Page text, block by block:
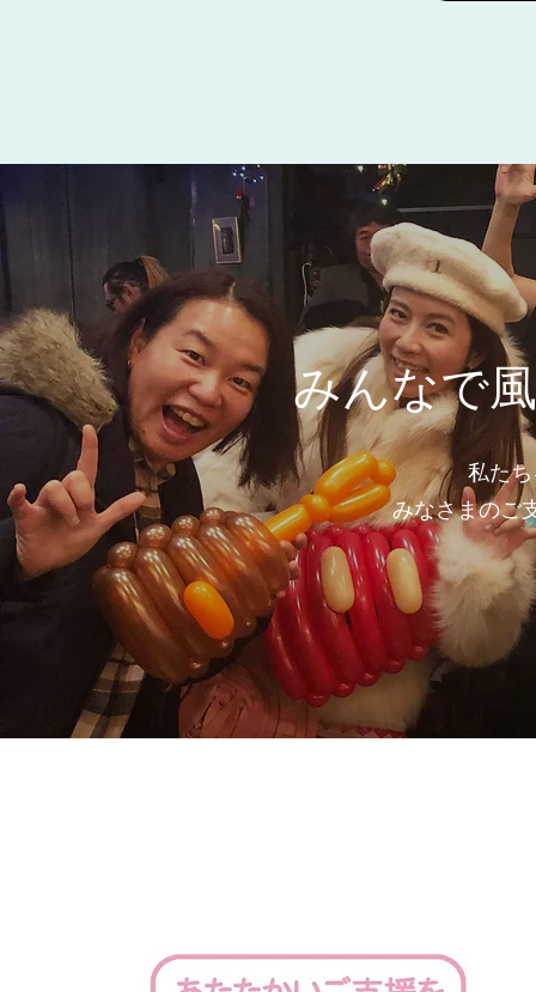
みんなで
私た
みなさまのご